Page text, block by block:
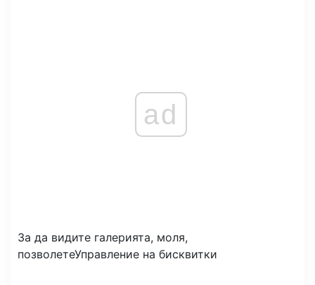
ad
За да видите галерията, моля,
позволетеУправление на бисквитки